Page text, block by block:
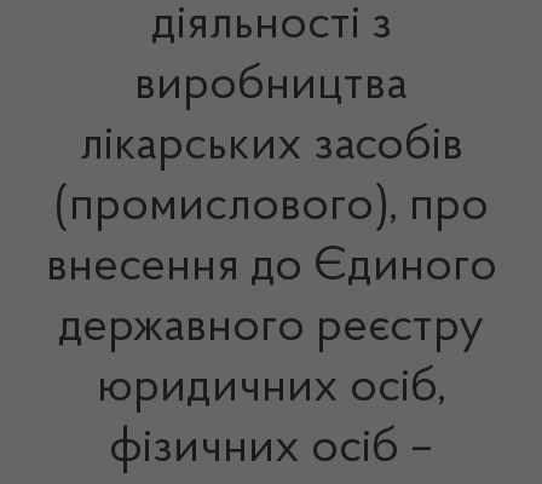
діяльності з
виробництва
лікарських засобів
(промислового), про
внесення до Єдиного
державного реєстру
юридичних осіб,
фізичних осіб –